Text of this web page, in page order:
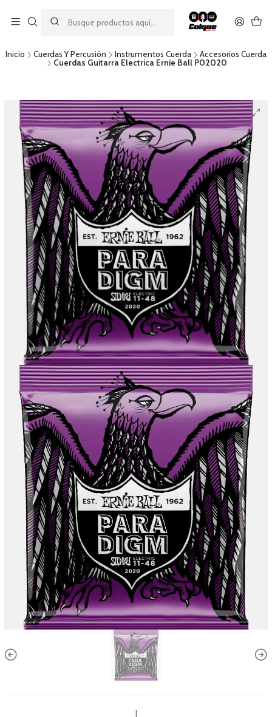
descuento por pago con transferencia bancaria
por una compra mínima de $49.990. Este descuento no es
acumulable a otras promociones ni aplicable a gastos de envío.
Inicio Cuerdas Y Percusión Instrumentos Cuerda
Accesorios Cuerda
Cuerdas Guitarra Electrica Ernie Ball P02020